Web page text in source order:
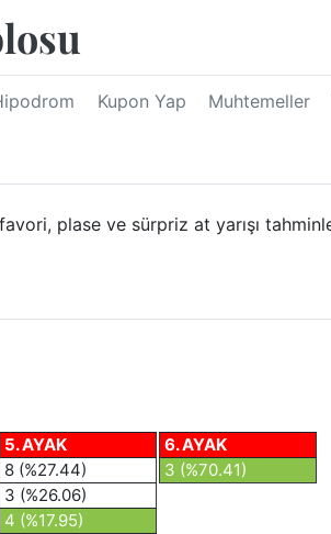
Kupon Yap Muhtemeller
plase ve sürpriz at yarışı
5. AYAK
8 (%27.44)
3 (%26.06)
4 (%17.95)
6. AYAK
3 (%70.41)